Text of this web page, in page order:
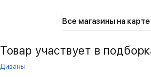
Все магазины на карте
Товар участвует в
Диваны